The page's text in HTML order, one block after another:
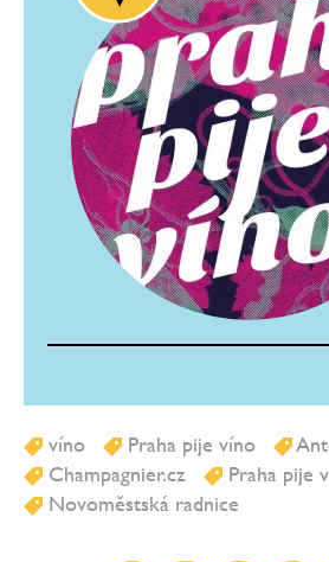
víno Praha pije víno
Champagnier.cz
Praha pije
Novoměstská radnice